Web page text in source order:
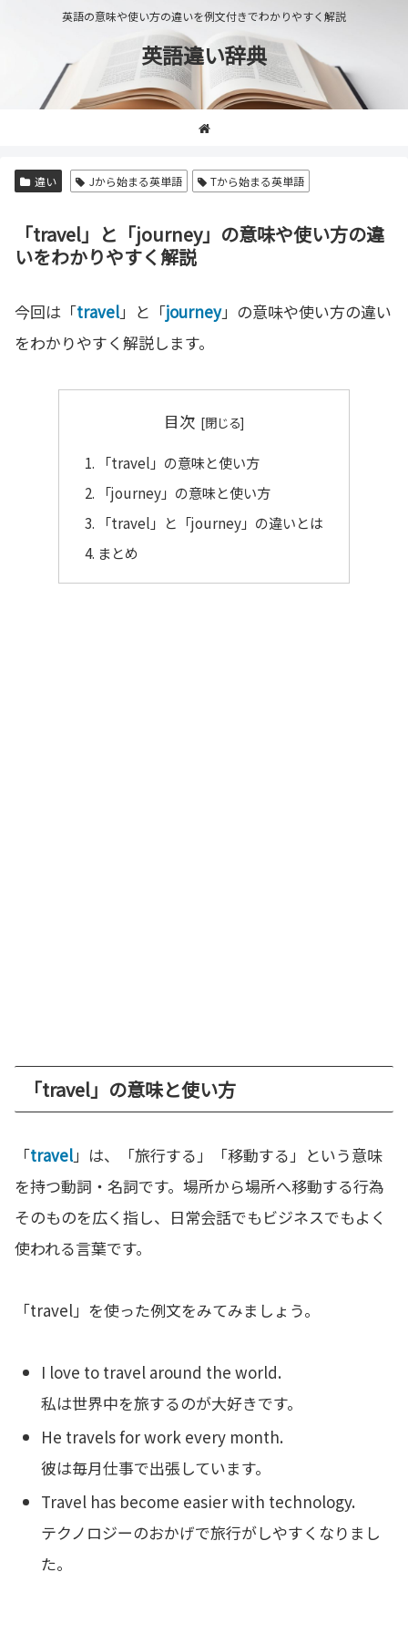
英語の意味や使い方の違いを例文付きでわかりやすく解説
英語違い辞典
違い Jから始まる英単語 Tから始まる英単語
「travel」と「journey」の意味や使い方の違
いをわかりやすく解説
今回は「travel」と「journey」の意味や使い方の違い
をわかりやすく解説します。
目次
「travel」の意味と使い方
「journey」の意味と使い方
「travel」と「journey」の違いとは
まとめ
「travel」の意味と使い方
「travel」は、「旅行する」「移動する」という意味
を持つ動詞・名詞です。場所から場所へ移動する行為
そのものを広く指し、日常会話でもビジネスでもよく
使われる言葉です。
「travel」を使った例文をみてみましょう。
I love to travel around the world.
私は世界中を旅するのが大好きです。
He travels for work every month.
彼は毎月仕事で出張しています。
Travel has become easier with technology.
テクノロジーのおかげで旅行がしやすくなりまし
た。